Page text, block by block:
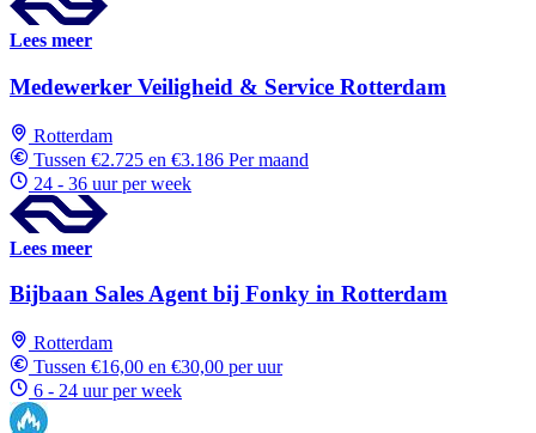
Lees meer
Medewerker Veiligheid & Service Rotterdam
Rotterdam
Tussen €2.725 en €3.186 Per maand
24 - 36 uur per week
Lees meer
Bijbaan Sales Agent bij Fonky in Rotterdam
Rotterdam
Tussen €16,00 en €30,00 per uur
6 - 24 uur per week